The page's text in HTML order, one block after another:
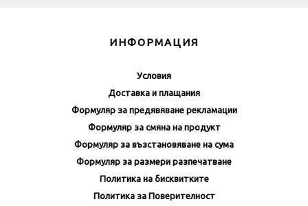
ИНФОРМАЦИЯ
Условия
Доставка и плащания
Формуляр за предявяване рекламации
Формуляр за смяна на продукт
Формуляр за възстановяване на сума
Формуляр за размери разпечатване
Политика на бисквитките
Политика за Поверителност